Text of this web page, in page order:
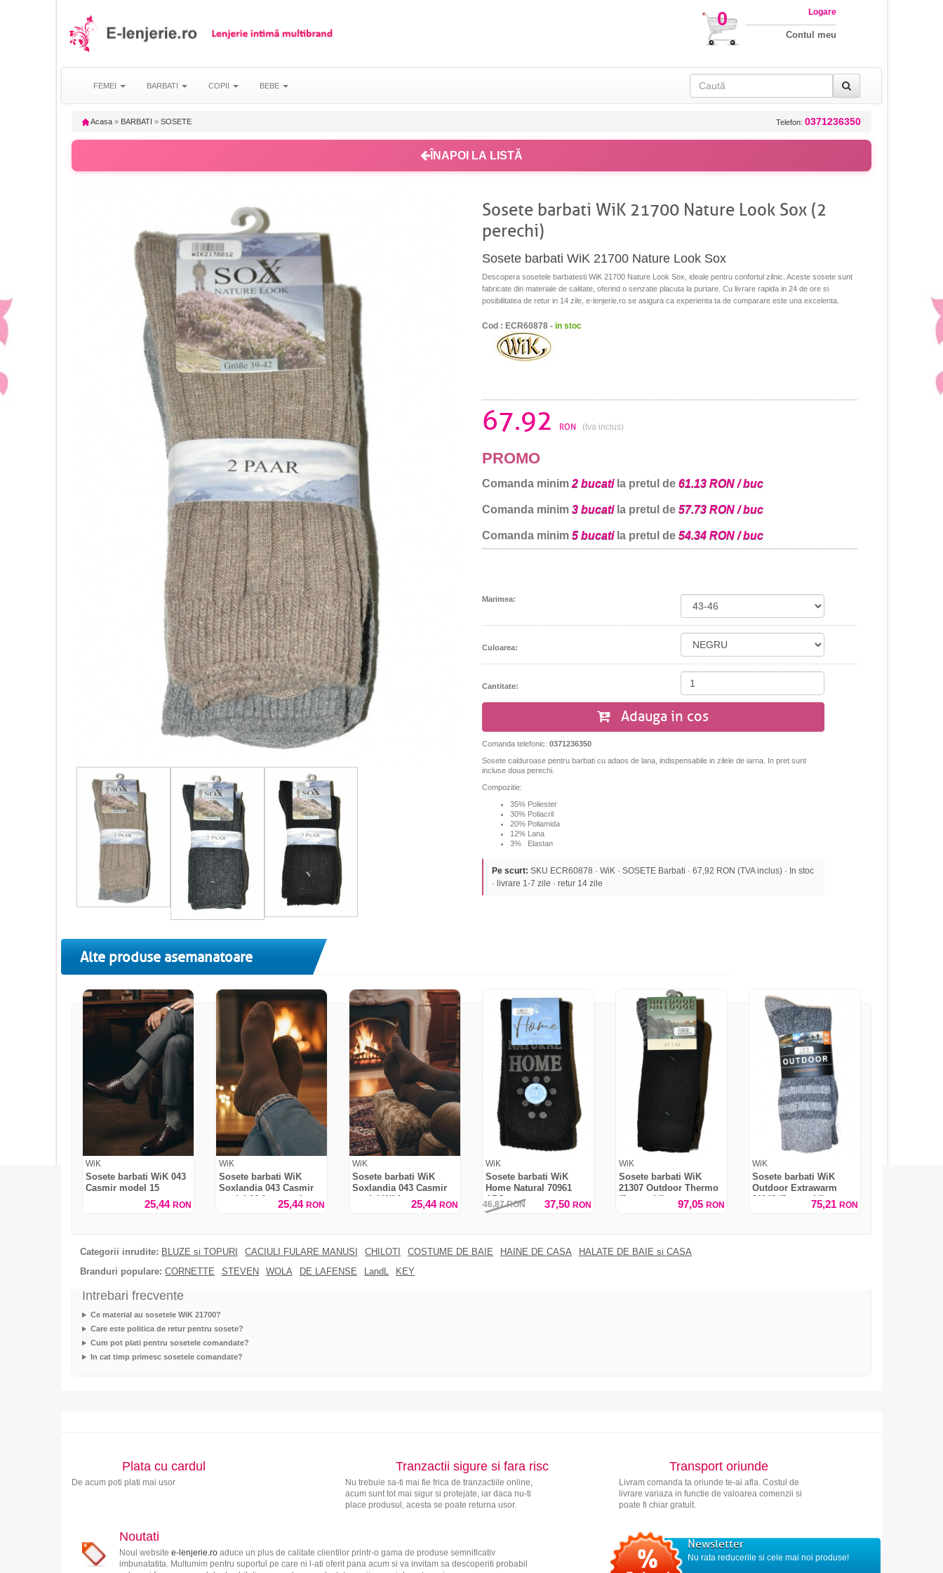
0 Logare
Contul meu
FEMEI BARBATI COPII BEBE
Acasa » BARBATI » SOSETE Telefon: 0371236350
ÎNAPOI LA LISTĂ
Sosete barbati WiK 21700 Nature Look Sox (2
perechi)
Sosete barbati WiK 21700 Nature Look Sox
Descopera sosetele barbatesti WiK 21700 Nature Look Sox, ideale pentru confortul zilnic. Aceste sosete sunt
fabricate din materiale de calitate, oferind o senzatie placuta la purtare. Cu livrare rapida in 24 de ore si
posibilitatea de retur in 14 zile, e-lenjerie.ro se asigura ca experienta ta de cumparare este una excelenta.
Cod : ECR60878 - in stoc
67.92 RON (tva inclus)
PROMO
Comanda minim 2 bucatila pretul de 61.13 RON / buc
Comanda minim 3 bucatila pretul de 57.73 RON / buc
Comanda minim 5 bucatila pretul de 54.34 RON / buc
Marimea:
Culoarea:
Cantitate:
Adauga in cos
Comanda telefonic: 0371236350
Sosete calduroase pentru barbati cu adaos de lana, indispensabile in zilele de iarna. In pret sunt
incluse doua perechi.
Compozitie:
35% Poliester
30% Poliacril
20% Poliamida
12% Lana
3% Elastan
Pe scurt: SKU ECR60878 · WiK · SOSETE Barbati · 67,92 RON (TVA inclus) · In stoc
· livrare 1-7 zile · retur 14 zile
Alte produse asemanatoare
WiK
Sosete barbati WiK 043
Casmir model 15
25,44 RON
WiK
Sosete barbati WiK
Soxlandia 043 Casmir
model 16 fara presiune
25,44 RON
WiK
Sosete barbati WiK
Soxlandia 043 Casmir
model W14
25,44 RON
WiK
Sosete barbati WiK
Home Natural 70961
ABS
46,87RON 37,50 RON
WiK
Sosete barbati WiK
21307 Outdoor Thermo
(3 perechi)
97,05 RON
WiK
Sosete barbati WiK
Outdoor Extrawarm
21140 (3 perechi)75,21 RON
Categorii inrudite: BLUZE si TOPURI CACIULI FULARE MANUSI CHILOTI COSTUME DE BAIE HAINE DE CASA
HALATE DE BAIE si CASA
Branduri populare: CORNETTE STEVEN WOLA DE LAFENSE LandL KEY
Intrebari frecvente
Ce material au sosetele WiK 21700?
Care este politica de retur pentru sosete?
Cum pot plati pentru sosetele comandate?
In cat timp primesc sosetele comandate?
Plata cu cardul
De acum poti plati mai usor
Tranzactii sigure si fara risc
Nu trebuie sa-ti mai fie frica de tranzactiile online,
acum sunt tot mai sigur si protejate, iar daca nu-ti
place produsul, acesta se poate returna usor.
Transport oriunde
Livram comanda ta oriunde te-ai afla. Costul de
livrare variaza in functie de valoarea comenzii si
poate fi chiar gratuit.
Noutati
Noul website e-lenjerie.roaduce un plus de calitate clientilor printr-o gama de produse semnificativ
imbunatatita. Multumim pentru suportul pe care ni l-ati oferit pana acum si va invitam sa descoperiti probabil
Newsletter
Nu rata reducerile si cele mai noi produse!